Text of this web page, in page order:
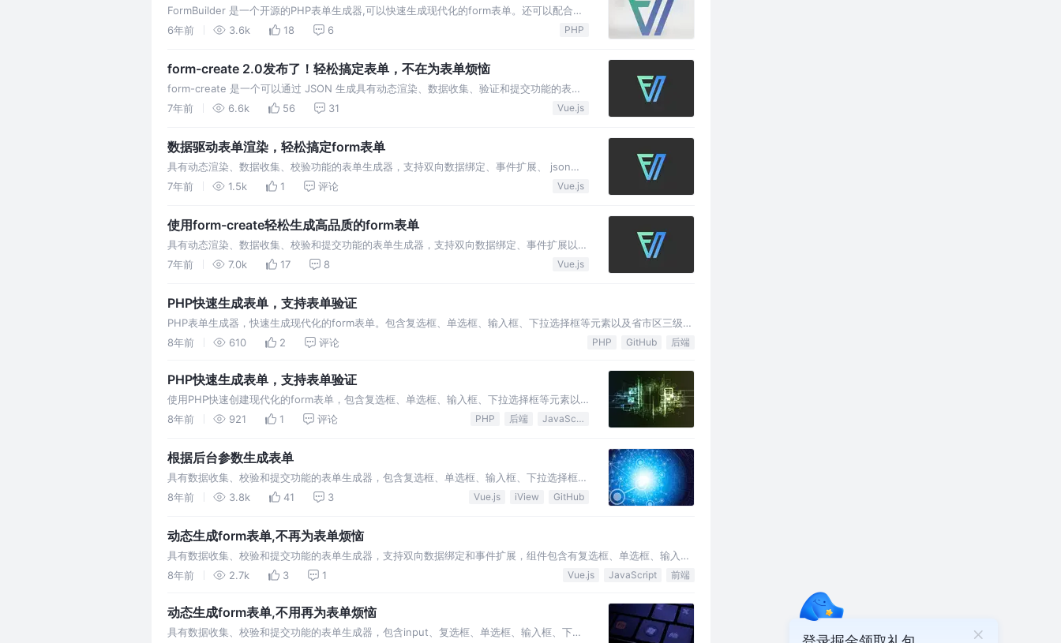
FormBuilder 是一个开源的PHP表单生成器,可以快速生成现代化的form表单。还可以配合开
源项目 xaboy/form-create 生成任何 Vue 组件
6年前 3.6k 18 6 PHP
form-create 2.0发布了！轻松搞定表单，不在为表单烦恼
form-create 是一个可以通过 JSON 生成具有动态渲染、数据收集、验证和提交功能的表单
生成器。并且支持生成任何 Vue 组件。结合内置17种常用表单组件和自定义组件，再复杂的
7年前 6.6k 56 31 Vue.js
数据驱动表单渲染，轻松搞定form表单
具有动态渲染、数据收集、校验功能的表单生成器，支持双向数据绑定、事件扩展、 json以
及自定义组件，可快速生成包含有省市区三级联动、时间选择、日期选择等17种功能组件。
7年前 1.5k 1 评论 Vue.js
使用form-create轻松生成高品质的form表单
具有动态渲染、数据收集、校验和提交功能的表单生成器，支持双向数据绑定、事件扩展以及
自定义组件，可快速生成包含有省市区三级联动、时间选择、日期选择等17种功能组件。
可快…
7年前 7.0k 17 8 Vue.js
PHP快速生成表单，支持表单验证
PHP表单生成器，快速生成现代化的form表单。包含复选框、单选框、输入框、下拉选择框等元素以及省市区三级联
动、时间选择、日期选择、颜色选择、树型、文件/图片上传等功能。
8年前 610 2 评论 PHP GitHub 后端
PHP快速生成表单，支持表单验证
使用PHP快速创建现代化的form表单，包含复选框、单选框、输入框、下拉选择框等元素以
及,省市区三级联动,时间选择,日期选择,颜色选择,文件/图片上传等功能，支持前端js扩展。
8年前 921 1 评论 PHP 后端 JavaScript
根据后台参数生成表单
具有数据收集、校验和提交功能的表单生成器，包含复选框、单选框、输入框、下拉选择框等
元素以及,省市区三级联动,时间选择,日期选择,颜色选择,文件/图片上传功能。 内部重构 新增
动态增加…
8年前 3.8k 41 3 Vue.js iView GitHub
动态生成form表单,不再为表单烦恼
具有数据收集、校验和提交功能的表单生成器，支持双向数据绑定和事件扩展，组件包含有复选框、单选框、输入
框、下拉选择框等表单元素以及省市区三级联动,时间选择,日期选择,颜色选择,滑块,评分,框架,树型,文件/图片上传等
8年前 2.7k 3 1 Vue.js JavaScript 前端
动态生成form表单,不用再为表单烦恼
具有数据收集、校验和提交功能的表单生成器，包含input、复选框、单选框、输入框、下拉